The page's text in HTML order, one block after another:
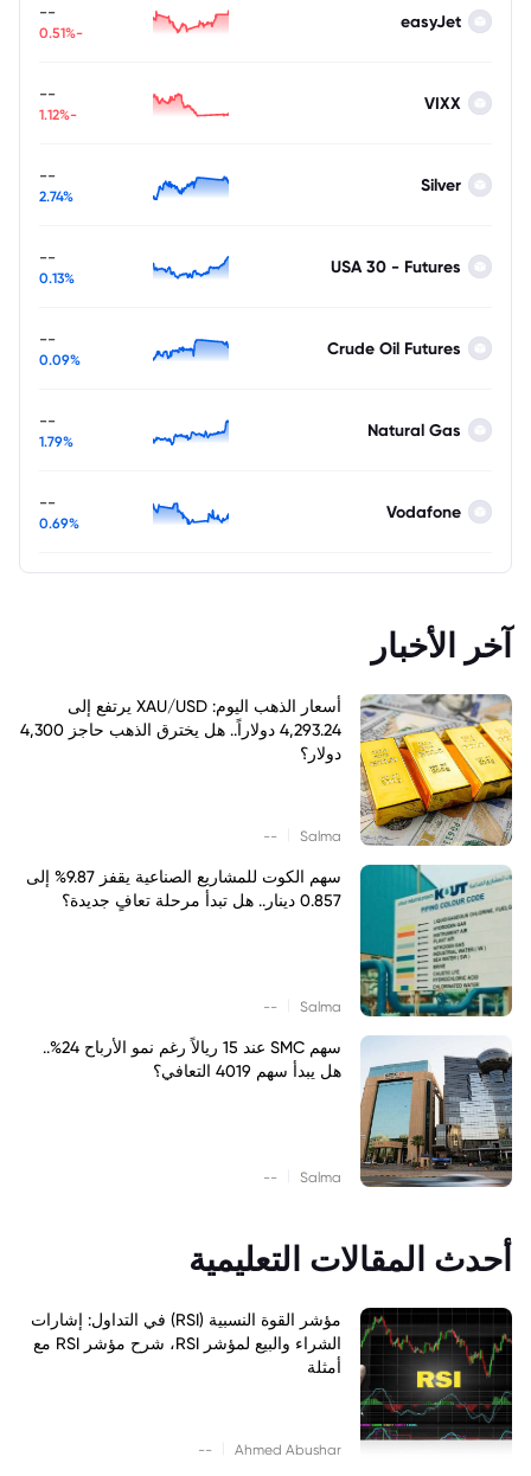
easyJet
--
-0.51%
VIXX
--
-1.12%
Silver
--
2.74%
USA 30 - Futures
--
0.13%
Crude Oil Futures
--
0.09%
Natural Gas
--
1.79%
Vodafone
--
0.69%
آخر الأخبار
أسعار الذهب اليوم: XAU/USD يرتفع إلى
4,293.24 دولاراً.. هل يخترق الذهب حاجز 4,300
دولار؟
Salma
--
سهم الكوت للمشاريع الصناعية يقفز 9.87% إلى
0.857 دينار.. هل تبدأ مرحلة تعافٍ جديدة؟
Salma
--
سهم SMC عند 15 ريالاً رغم نمو الأرباح 24%..
هل يبدأ سهم 4019 التعافي؟
Salma
--
أحدث المقالات التعليمية
مؤشر القوة النسبية (RSI) في التداول: إشارات
الشراء والبيع لمؤشر RSI، شرح مؤشر RSI مع
أمثلة
Ahmed Abushar
--